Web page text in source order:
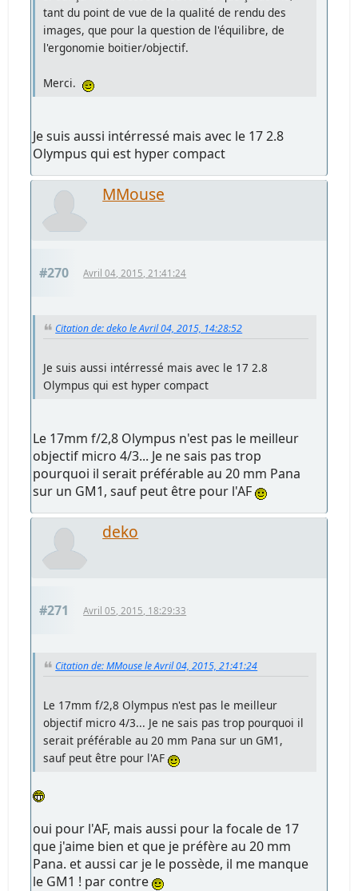
tant du point de vue de la qualité de rendu des
images, que pour la question de l'équilibre, de
l'ergonomie boitier/objectif.
Merci.
Je suis aussi intérressé mais avec le 17 2.8
Olympus qui est hyper compact
MMouse
#270 Avril 04, 2015, 21:41:24
Citation de: deko le Avril 04, 2015, 14:28:52
Je suis aussi intérressé mais avec le 17 2.8
Olympus qui est hyper compact
Le 17mm f/2,8 Olympus n'est pas le meilleur
objectif micro 4/3... Je ne sais pas trop
pourquoi il serait préférable au 20 mm Pana
sur un GM1, sauf peut être pour l'AF
deko
#271 Avril 05, 2015, 18:29:33
Citation de: MMouse le Avril 04, 2015, 21:41:24
Le 17mm f/2,8 Olympus n'est pas le meilleur
objectif micro 4/3... Je ne sais pas trop pourquoi il
serait préférable au 20 mm Pana sur un GM1,
sauf peut être pour l'AF
oui pour l'AF, mais aussi pour la focale de 17
que j'aime bien et que je préfère au 20 mm
Pana. et aussi car je le possède, il me manque
le GM1 ! par contre